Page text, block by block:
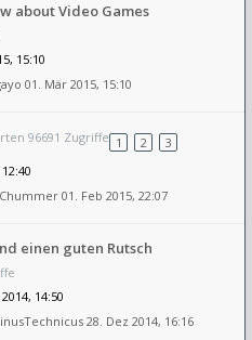
about Video Games
15:10
01. Mär 2015, 15:10
96691 Zugriffe 1 2
3
01. Feb 2015, 22:07
einen guten Rutsch
14:50
28. Dez 2014, 16:16